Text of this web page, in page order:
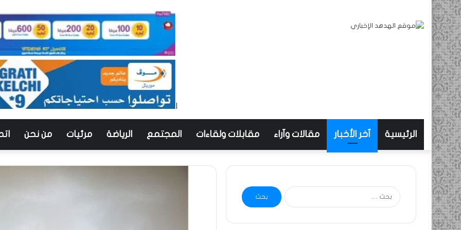
الرئيسية آخر الأخبار مقالات وآراء مقابلات ولقاءات المجتمع الرياضة مرئيات من نحن
البحث
عن: